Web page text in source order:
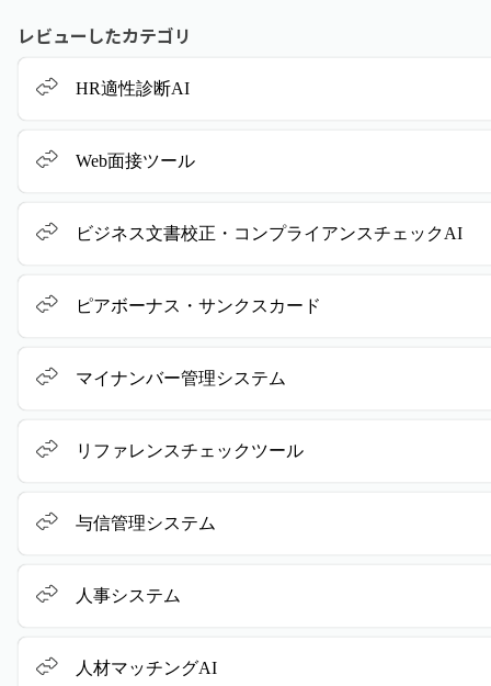
レビューしたカテゴリ
HR適性診断AI
Web面接ツール
ビジネス文書校正・コンプライアンスチェックAI
ピアボーナス・サンクスカード
マイナンバー管理システム
リファレンスチェックツール
与信管理システム
人事システム
人材マッチングAI